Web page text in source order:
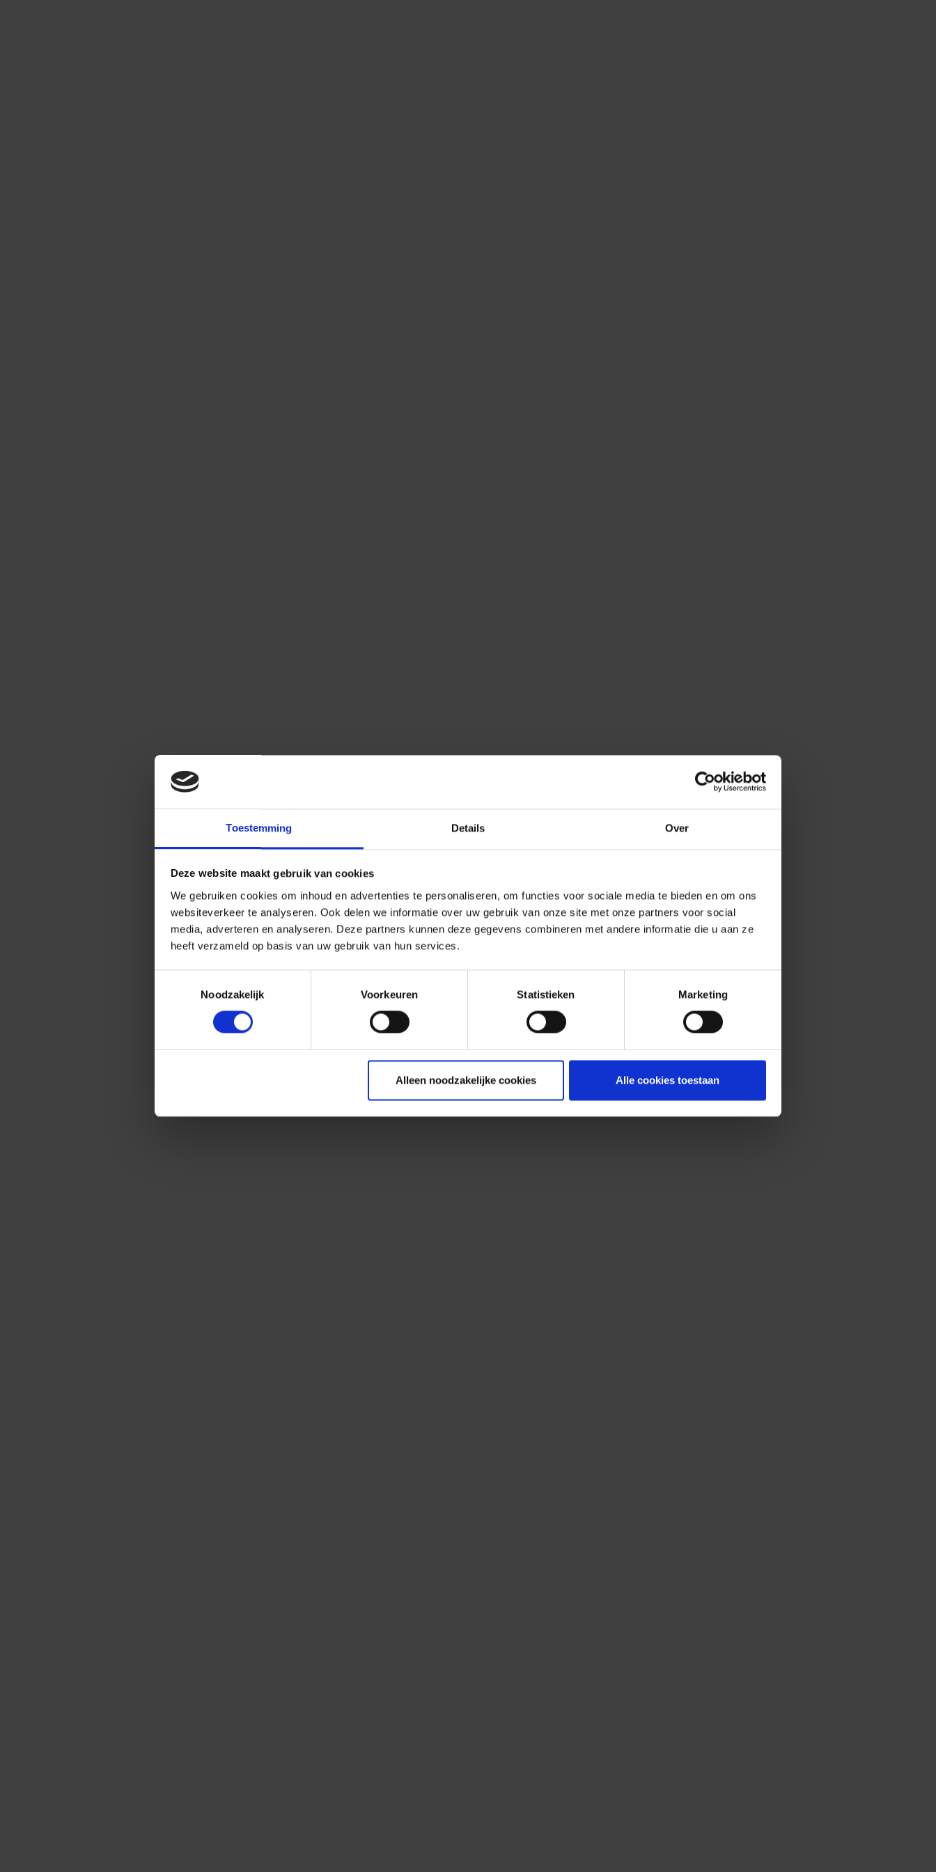
Toestemming Details Over
Deze website maakt gebruik van cookies
We gebruiken cookies om inhoud en advertenties te personaliseren, om functies voor sociale media te bieden en om ons
websiteverkeer te analyseren. Ook delen we informatie over uw gebruik van onze site met onze partners voor social
media, adverteren en analyseren. Deze partners kunnen deze gegevens combineren met andere informatie die u aan ze
heeft verzameld op basis van uw gebruik van hun services.
Noodzakelijk
Voorkeuren Statistieken Marketing
Alleen noodzakelijke cookies Alle cookies toestaan